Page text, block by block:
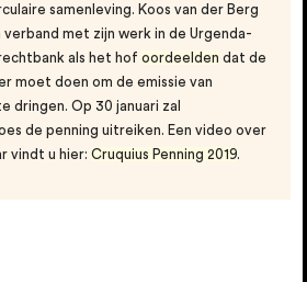
samenleving. Koos van der Berg
met zijn werk in de Urgenda-
als het hof oordeelden dat de
moet doen om de emissie van
dringen. Op 30 januari zal
de penning uitreiken. Een video over
vindt u hier: Cruquius Penning 2019.